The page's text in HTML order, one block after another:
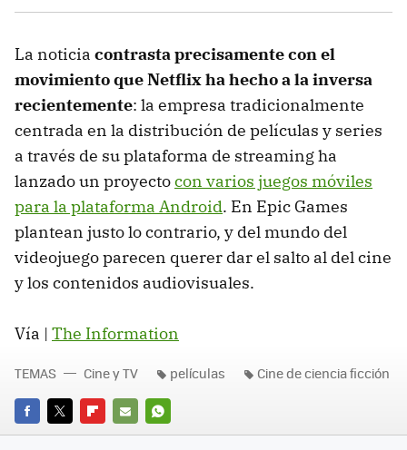
La noticia contrasta precisamente con el
movimiento que Netflix ha hecho a la inversa
recientemente: la empresa tradicionalmente
centrada en la distribución de películas y series
a través de su plataforma de streaming ha
lanzado un proyectocon varios juegos móviles
para la plataforma Android. En Epic Games
plantean justo lo contrario, y del mundo del
videojuego parecen querer dar el salto al del cine
y los contenidos audiovisuales.
Vía | The Information
FACEBOOK
TWITTERFLIPBOARD
E-
WHATSAPP
TEMAS Cine y TV películas Cine de ciencia ficción